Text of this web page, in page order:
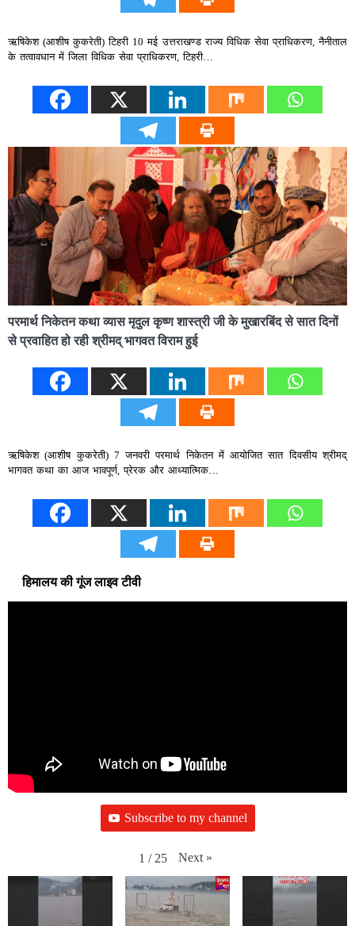
ऋषिकेश (आशीष कुकरेती) टिहरी 10 मई उत्तराखण्ड राज्य विधिक सेवा प्राधिकरण, नैनीताल
के तत्वावधान में जिला विधिक सेवा प्राधिकरण, टिहरी…
परमार्थ निकेतन कथा व्यास मृदुल कृष्ण शास्त्री जी के मुखारबिंद से सात दिनों
से प्रवाहित हो रही श्रीमद् भागवत विराम हुई
ऋषिकेश (आशीष कुकरेती) 7 जनवरी परमार्थ निकेतन में आयोजित सात दिवसीय श्रीमद्
भागवत कथा का आज भावपूर्ण, प्रेरक और आध्यात्मिक…
हिमालय की गूंज लाइव टीवी
Subscribe to my channel
1 / 25 Next »